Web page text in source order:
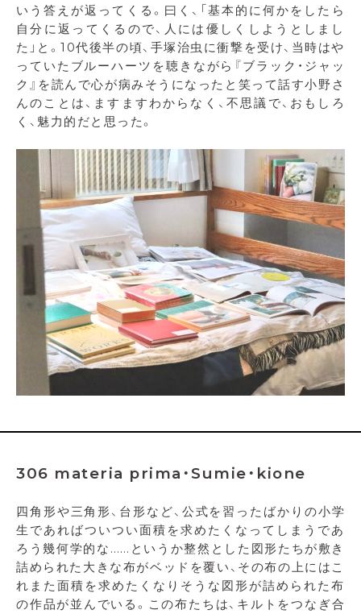
いう答えが返ってくる。曰く、「基本的に何かをしたら
自分に返ってくるので、人には優しくしようとしまし
た」と。10代後半の頃、手塚治虫に衝撃を受け、当時はや
っていたブルーハーツを聴きながら『ブラック・ジャッ
ク』を読んで心が病みそうになったと笑って話す小野さ
んのことは、ますますわからなく、不思議で、おもしろ
く、魅力的だと思った。
306 materia prima・Sumie・kione
四角形や三角形、台形など、公式を習ったばかりの小学
生であればついつい面積を求めたくなってしまうであ
ろう幾何学的な……というか整然とした図形たちが敷き
詰められた大きな布がベッドを覆い、その布の上にはこ
れまた面積を求めたくなりそうな図形が詰められた布
の作品が並んでいる。この布たちは、キルトをつなぎ合